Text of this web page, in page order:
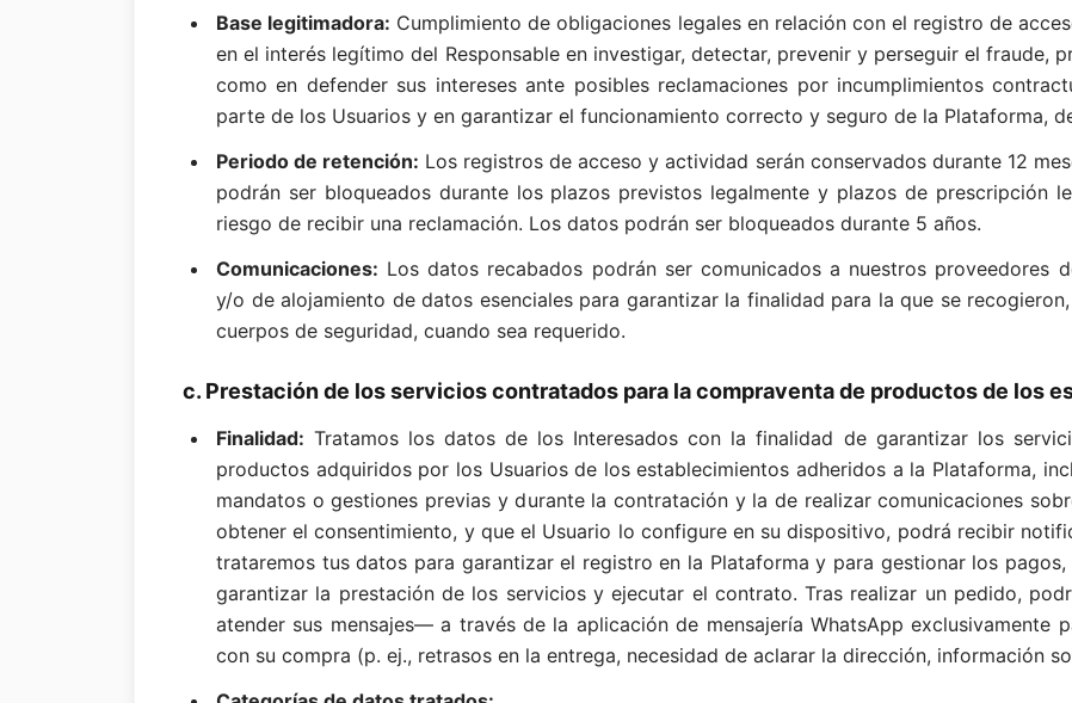
Base legitimadora: Cumplimiento de obligaciones legales en relación con el registro de
en el interés legítimo del Responsable en investigar, detectar, prevenir y perseguir el fraude,
como en defender sus intereses ante posibles reclamaciones por incumplimientos
parte de los Usuarios y en garantizar el funcionamiento correcto y seguro de la Plataforma,
Periodo de retención: Los registros de acceso y actividad serán conservados durante 12
podrán ser bloqueados durante los plazos previstos legalmente y plazos de prescripción
riesgo de recibir una reclamación. Los datos podrán ser bloqueados durante 5 años.
Comunicaciones: Los datos recabados podrán ser comunicados a nuestros proveedores
y/o de alojamiento de datos esenciales para garantizar la finalidad para la que se
cuerpos de seguridad, cuando sea requerido.
c. Prestación de los servicios contratados para la compraventa de productos de los
Finalidad: Tratamos los datos de los Interesados con la finalidad de garantizar los
productos adquiridos por los Usuarios de los establecimientos adheridos a la Plataforma,
mandatos o gestiones previas y durante la contratación y la de realizar comunicaciones
obtener el consentimiento, y que el Usuario lo configure en su dispositivo, podrá recibir
trataremos tus datos para garantizar el registro en la Plataforma y para gestionar los
garantizar la prestación de los servicios y ejecutar el contrato. Tras realizar un pedido,
atender sus mensajes— a través de la aplicación de mensajería WhatsApp exclusivamente
con su compra (p. ej., retrasos en la entrega, necesidad de aclarar la dirección, información